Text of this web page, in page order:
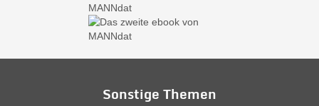
Sonstige Themen